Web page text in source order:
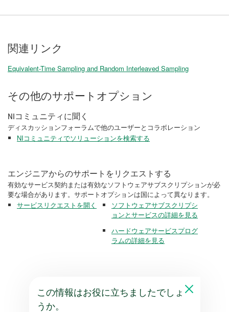
関連リンク
Equivalent-Time Sampling and Random Interleaved Sampling
その他のサポートオプション
NIコミュニティに聞く
ディスカッションフォーラムで他のユーザーとコラボレーション
NIコミュニティでソリューションを検索する
エンジニアからのサポートをリクエストする
有効なサービス契約または有効なソフトウェアサブスクリプションが必
要な場合があります。サポートオプションは国によって異なります。
サービスリクエストを開く
ソフトウェアサブスクリプシ
ョンとサービスの詳細を見る
ハードウェアサービスプログ
ラムの詳細を見る
この情報はお役に立ちましたでしょ
うか。